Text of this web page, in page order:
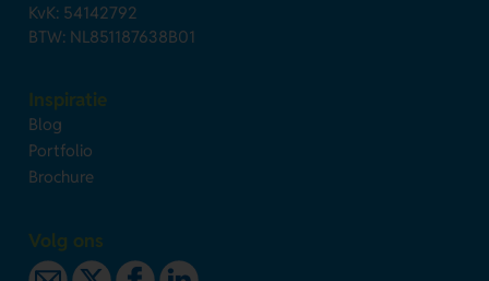
KvK: 54142792
BTW: NL851187638B01
Inspiratie
Blog
Portfolio
Brochure
Volg ons